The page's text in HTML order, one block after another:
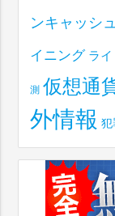
ンキャッシュ
イニング ラ
測 仮想通
外情報 犯